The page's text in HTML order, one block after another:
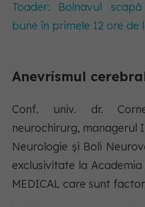
Toader: Bolnavul
bune în primele 12 ore
Anevrismul
Conf. univ. dr.
neurochirurg, managerul
Neurologie și Boli
exclusivitate la
MEDICAL care sunt